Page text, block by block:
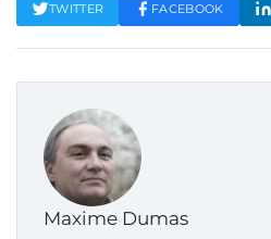
TWITTER FACEBOOK
Maxime Dumas